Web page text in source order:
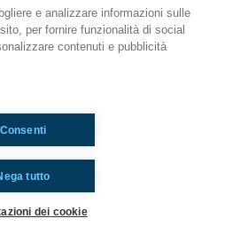
al FONDATORE di
e tantissimi altri!
e analizzare informazioni sulle
per fornire funzionalità di social
contenuti e pubblicità
tutto
Consenti
dei cookie